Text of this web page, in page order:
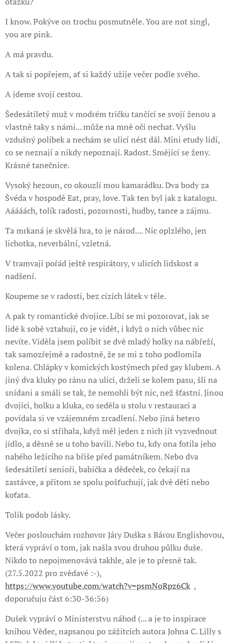
I know. Pokýve on trochu posmutněle. You are not singl,
you are pink.
A má pravdu.
A tak si popřejem, ať si každý užije večer podle svého.
A jdeme svojí cestou.
Šedesátiletý muž v modrém tričku tančící se svojí ženou a
vlastně taky s námi... může na mně oči nechat. Vyšlu
vzdušný polibek a nechám se ulicí nést dál. Mini etudy lidí,
co se neznají a nikdy nepoznají. Radost. Smějící se ženy.
Krásné tanečnice.
Vysoký hezoun, co okouzlí mou kamarádku. Dva body za
Švéda v hospodě Eat, pray, love. Tak ten byl jak z katalogu.
Aáááách, tolik radosti, pozornosti, hudby, tance a zájmu.
Ta mrkaná je skvělá hra, to je národ.... Nic oplzlého, jen
lichotka, neverbální, vzletná.
V tramvaji pořád ještě respirátory, v ulicích lidskost a
nadšení.
Koupeme se v radosti, bez cizích látek v těle.
A pak ty romantické dvojice. Líbí se mi pozorovat, jak se
lidé k sobě vztahují, co je vidět, i když o nich vůbec nic
nevíte. Viděla jsem políbit se dvě mladý holky na nábřeží,
tak samozřejmě a radostně, že se mi z toho podlomila
kolena. Chlápky v komických kostýmech před gay klubem. A
jiný dva kluky po ránu na ulici, drželi se kolem pasu, šli na
snídani a smáli se tak, že nemohli být nic, než šťastní. Jinou
dvojici, holku a kluka, co seděla u stolu v restauraci a
povídala si ve vzájemném zrcadlení. Nebo jiná hetero
dvojka, co si střihala, když měl jeden z nich jít vyzvednout
jídlo, a děsně se u toho bavili. Nebo tu, kdy ona fotila jeho
nahého ležícího na břiše před památníkem. Nebo dva
šedesátiletí senioři, babička a dědeček, co čekají na
zastávce, a přitom se spolu pošťuchují, jak dvě děti nebo
koťata.
Tolik podob lásky.
Večer poslouchám rozhovor Járy Duška s Bárou Englishovou,
která vypráví o tom, jak našla svou druhou půlku duše.
Nikdo to nepojmenovává takhle, ale je to přesně tak.
(27.5.2022 pro zvědavé :-),
https://www.youtube.com/watch?v=psmNoRpz6Ck ,
doporučuju část 6:30-36:56)
Dušek vypráví o Ministerstvu náhod (... a je to inspirace
knihou Vědec, napsanou po zážitcích autora Johna C. Lilly s